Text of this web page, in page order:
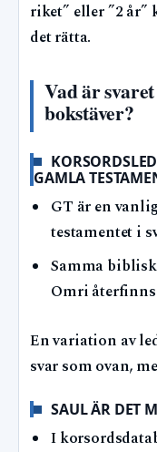
riket” eller ”2
det rätta.
Vad är
bokstäver?
GAMLA
GT är en
testamentet i
Samma
Omri
En variation av
svar som ovan,
SAUL ÄR DET
I